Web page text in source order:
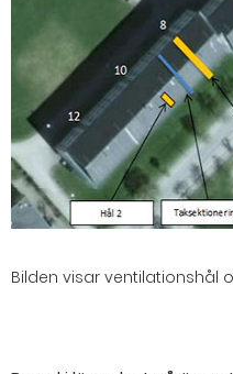
Bilden visar ventilationshål